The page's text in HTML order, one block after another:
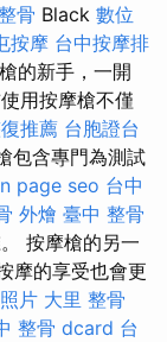
骨 Black 數位
按摩 台中按摩排
的新手，一開
用按摩槍不僅
推薦 台胞證台
包含專門為測試
page seo 台中
外燴 臺中 整骨
按摩槍的另一
摩的享受也會更
片 大里 整骨
整骨 dcard 台